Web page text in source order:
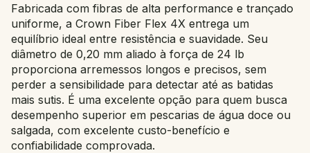
Fabricada com fibras de alta performance e trançado
uniforme, a Crown Fiber Flex 4X entrega um
equilíbrio ideal entre resistência e suavidade. Seu
diâmetro de 0,20 mm aliado à força de 24 lb
proporciona arremessos longos e precisos, sem
perder a sensibilidade para detectar até as batidas
mais sutis. É uma excelente opção para quem busca
desempenho superior em pescarias de água doce ou
salgada, com excelente custo-benefício e
confiabilidade comprovada.